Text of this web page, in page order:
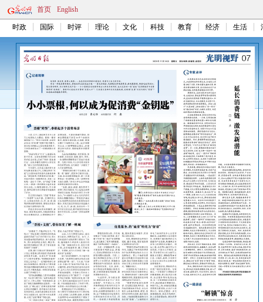
首页 English
时政 国际 时评 理论 文化 科技 教育 经济 生活